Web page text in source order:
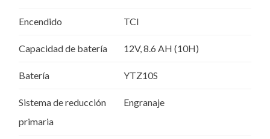
Encendido TCI
Capacidad de batería 12V, 8.6 AH (10H)
Batería YTZ10S
Sistema de reducción
primaria
Engranaje